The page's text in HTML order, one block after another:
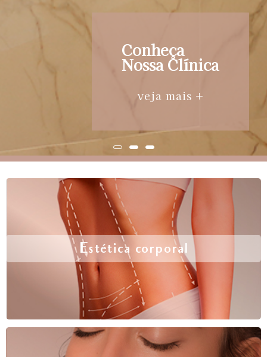
Conheça
Nossa Clínica
veja mais +
Estética corporal